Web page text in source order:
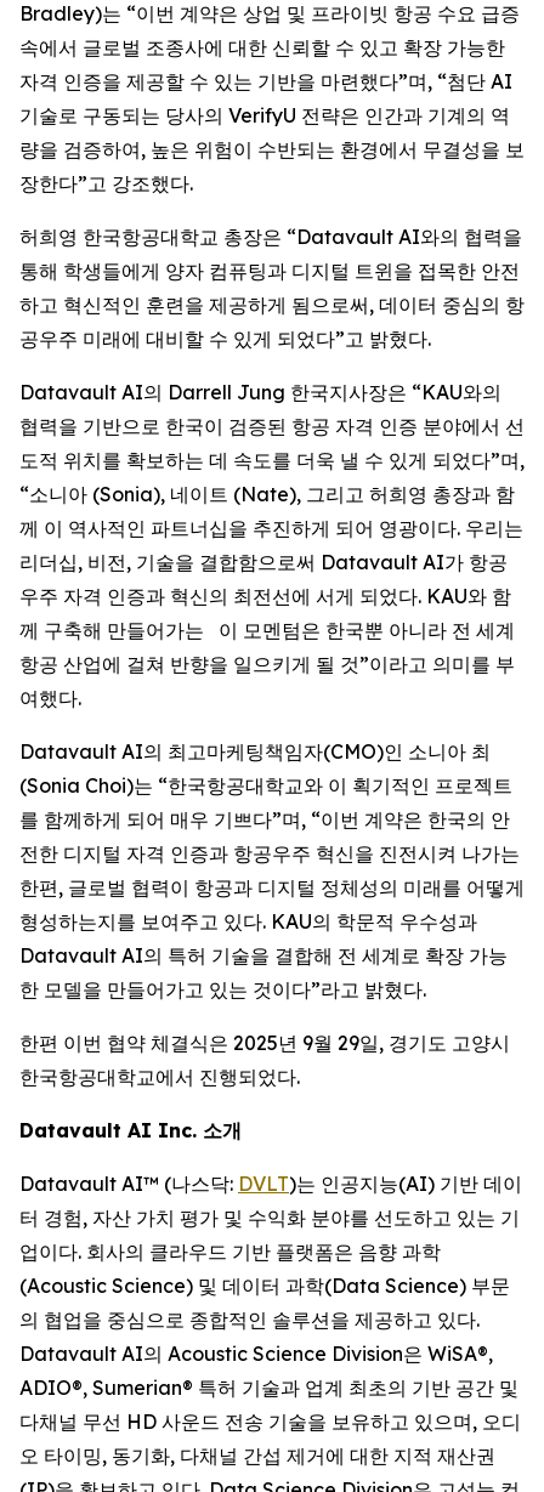
Bradley)는 “이번 계약은 상업 및 프라이빗 항공 수요 급증
속에서 글로벌 조종사에 대한 신뢰할 수 있고 확장 가능한
자격 인증을 제공할 수 있는 기반을 마련했다”며, “첨단 AI
기술로 구동되는 당사의 VerifyU 전략은 인간과 기계의 역
량을 검증하여, 높은 위험이 수반되는 환경에서 무결성을 보
장한다”고 강조했다.
허희영 한국항공대학교 총장은 “Datavault AI와의 협력을
통해 학생들에게 양자 컴퓨팅과 디지털 트윈을 접목한 안전
하고 혁신적인 훈련을 제공하게 됨으로써, 데이터 중심의 항
공우주 미래에 대비할 수 있게 되었다”고 밝혔다.
Datavault AI의 Darrell Jung 한국지사장은 “KAU와의
협력을 기반으로 한국이 검증된 항공 자격 인증 분야에서 선
도적 위치를 확보하는 데 속도를 더욱 낼 수 있게 되었다”며,
“소니아 (Sonia), 네이트 (Nate), 그리고 허희영 총장과 함
께 이 역사적인 파트너십을 추진하게 되어 영광이다. 우리는
리더십, 비전, 기술을 결합함으로써 Datavault AI가 항공
우주 자격 인증과 혁신의 최전선에 서게 되었다. KAU와 함
께 구축해 만들어가는 이 모멘텀은 한국뿐 아니라 전 세계
항공 산업에 걸쳐 반향을 일으키게 될 것”이라고 의미를 부
여했다.
Datavault AI의 최고마케팅책임자(CMO)인 소니아 최
(Sonia Choi)는 “한국항공대학교와 이 획기적인 프로젝트
를 함께하게 되어 매우 기쁘다”며, “이번 계약은 한국의 안
전한 디지털 자격 인증과 항공우주 혁신을 진전시켜 나가는
한편, 글로벌 협력이 항공과 디지털 정체성의 미래를 어떻게
형성하는지를 보여주고 있다. KAU의 학문적 우수성과
Datavault AI의 특허 기술을 결합해 전 세계로 확장 가능
한 모델을 만들어가고 있는 것이다”라고 밝혔다.
한편 이번 협약 체결식은 2025년 9월 29일, 경기도 고양시
한국항공대학교에서 진행되었다.
Datavault AI Inc. 소개
Datavault AI™ (나스닥: DVLT)는 인공지능(AI) 기반 데이
터 경험, 자산 가치 평가 및 수익화 분야를 선도하고 있는 기
업이다. 회사의 클라우드 기반 플랫폼은 음향 과학
(Acoustic Science) 및 데이터 과학(Data Science) 부문
의 협업을 중심으로 종합적인 솔루션을 제공하고 있다.
Datavault AI의 Acoustic Science Division은 WiSA®,
ADIO®, Sumerian® 특허 기술과 업계 최초의 기반 공간 및
다채널 무선 HD 사운드 전송 기술을 보유하고 있으며, 오디
오 타이밍, 동기화, 다채널 간섭 제거에 대한 지적 재산권